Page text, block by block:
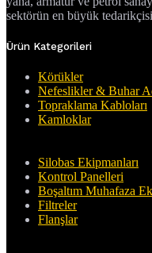
sektörün en büyük
Ürün Kategorileri
Körükler
Nefeslikler & Buhar
Topraklama Kabloları
Kamloklar
Silobas Ekipmanları
Kontrol Panelleri
Boşaltım Muhafaza
Filtreler
Flanşlar